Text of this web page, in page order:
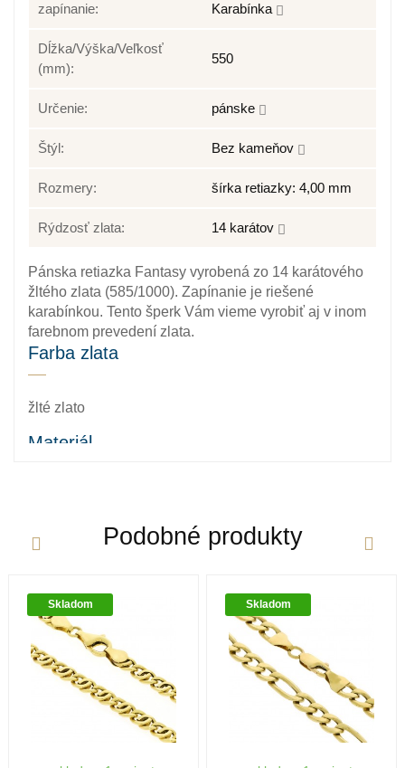
zapínanie: Karabínka
Dĺžka/Výška/Veľkosť
(mm):
550
Určenie: pánske
Štýl: Bez kameňov
Rozmery: šírka retiazky: 4,00 mm
Rýdzosť zlata: 14 karátov
Pánska retiazka Fantasy vyrobená zo 14 karátového
žltého zlata (585/1000). Zapínanie je riešené
karabínkou. Tento šperk Vám vieme vyrobiť aj v inom
farebnom prevedení zlata.
Farba zlata
žlté zlato
Materiál
sa používa najmä na výrobu šperkov. Samotné rýdze
navyše sfarbujú vzniknutú zliatinu – vzniká tak v
súčasnosti dosť moderné biele zlato. Obsah zlata v
klenotníckych zliatinách alebo rýdzosť sa vyjadruje v
karátoch. V súčasnej dobe poznáme zlato od 9 Ct až
po 24Ct.
zapínanie
Podobné produkty
Skladom Skladom